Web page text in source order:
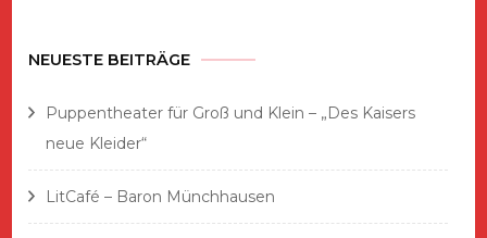
NEUESTE BEITRÄGE
Puppentheater für Groß und Klein – „Des Kaisers
neue Kleider“
LitCafé – Baron Münchhausen